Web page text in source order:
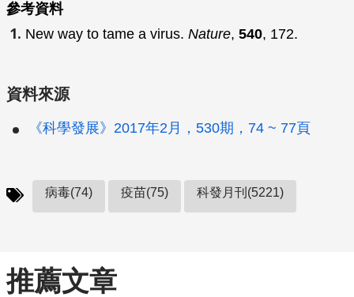
參考資料
New way to tame a virus. Nature, 540, 172.
資料來源
《科學發展》2017年2月，530期，74 ~ 77頁
病毒(74) 疫苗(75) 科發月刊(5221)
推薦文章